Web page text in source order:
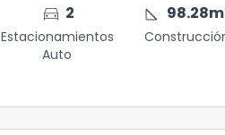
directions_car 2
Estacionamientos
Auto
square_foot 98.28